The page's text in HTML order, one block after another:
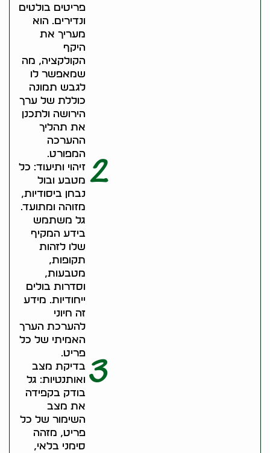
פריטים בולטים
ונדירים. הוא
מעריך את
היקף
הקולקציה, מה
שמאפשר לו
לגבש תמונה
כוללת של ערך
הירושה ולתכנן
את תהליך
ההערכה
המפורט.
2 זיהוי ותיעוד: כל
מטבע ובול
נבחן ביסודיות,
מזוהה ומתועד.
גל משתמש
בידע המקיף
שלו לזהות
תקופות,
מטבעות,
וסדרות בולים
ייחודיות. מידע
זה חיוני
להערכת הערך
האמיתי של כל
פריט.
3 בדיקת מצב
ואותנטיות: גל
בודק בקפידה
את מצב
השימור של כל
פריט, מזהה
סימני בלאי,